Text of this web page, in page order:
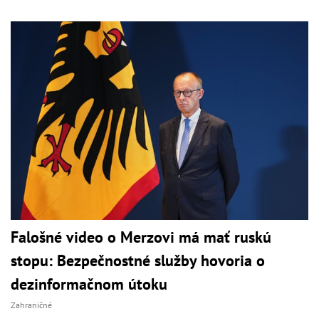
Falošné video o Merzovi má mať ruskú
stopu: Bezpečnostné služby hovoria o
dezinformačnom útoku
Zahraničné